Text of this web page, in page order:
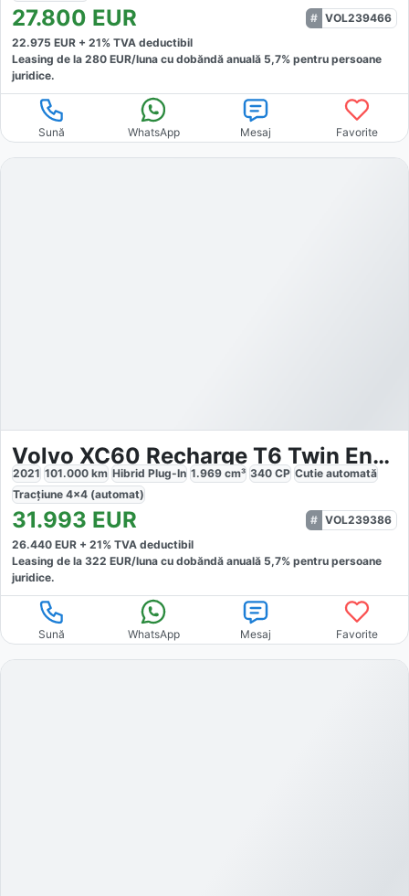
27.800 EUR
VOL239466
22.975 EUR + 21% TVA deductibil
Leasing de la 280 EUR/luna cu dobăndă anuală 5,7% pentru persoane
juridice.
Sună WhatsApp Mesaj Favorite
Volvo XC60 Recharge T6 Twin Engine eAWD Inscription Expression
2021 101.000 km Hibrid Plug-In 1.969 cm³ 340 CP Cutie automată
Tracțiune 4x4 (automat)
31.993 EUR
VOL239386
26.440 EUR + 21% TVA deductibil
Leasing de la 322 EUR/luna cu dobăndă anuală 5,7% pentru persoane
juridice.
Sună WhatsApp Mesaj Favorite